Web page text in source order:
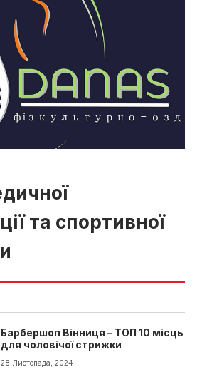
та спортивної
Барбершоп Вінниця – ТОП 10 місць
для чоловічої стрижки
28 Листопада, 2024